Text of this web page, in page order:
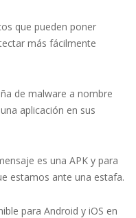
que pueden poner
más fácilmente
de malware a nombre
aplicación en sus
es una APK y para
estamos ante una estafa.
para Android y iOS en